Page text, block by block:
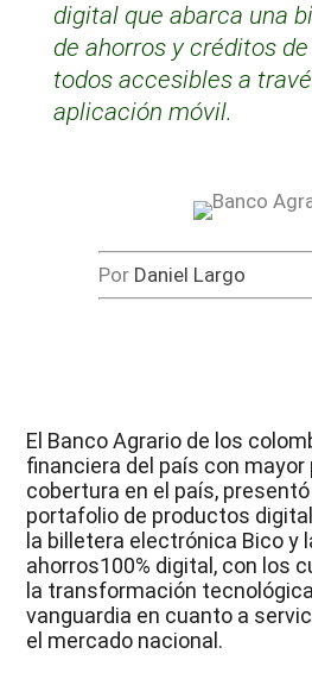
digital que abarca una
de ahorros y créditos
todos accesibles a
aplicación móvil.
Por Daniel Largo
El Banco Agrario de los
financiera del país con mayor
cobertura en el país,
portafolio de productos
la billetera electrónica Bico y
ahorros100% digital, con los
la transformación
vanguardia en cuanto a
el mercado nacional.